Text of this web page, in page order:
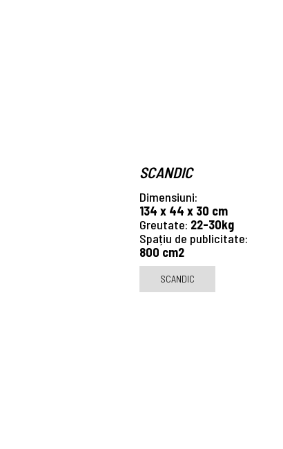
SCANDIC
Dimensiuni:
134 x 44 x 30 cm
Greutate: 22-30kg
Spațiu de publicitate:
800 cm2
SCANDIC